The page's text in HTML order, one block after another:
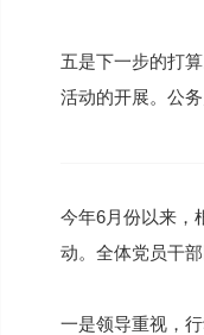
五是下一步的打
活动的开展。公
今年6月份以来，
动。全体党员干
一是领导重视，